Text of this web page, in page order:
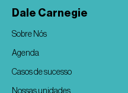
Dale Carnegie
Sobre Nós
Agenda
Casos de sucesso
Nossas unidades